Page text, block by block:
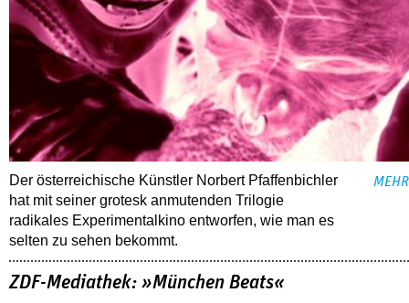
Der österreichische Künstler Norbert Pfaffenbichler
hat mit seiner grotesk anmutenden Trilogie
radikales Experimentalkino entworfen, wie man es
selten zu sehen bekommt.
MEHR
ZDF-Mediathek: »München Beats«